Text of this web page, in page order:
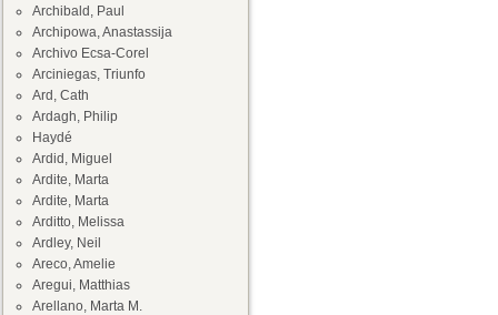
Archibald, Paul
Archipowa, Anastassija
Archivo Ecsa-Corel
Arciniegas, Triunfo
Ard, Cath
Ardagh, Philip
Haydé
Ardid, Miguel
Ardite, Marta
Ardite, Marta
Arditto, Melissa
Ardley, Neil
Areco, Amelie
Aregui, Matthias
Arellano, Marta M.